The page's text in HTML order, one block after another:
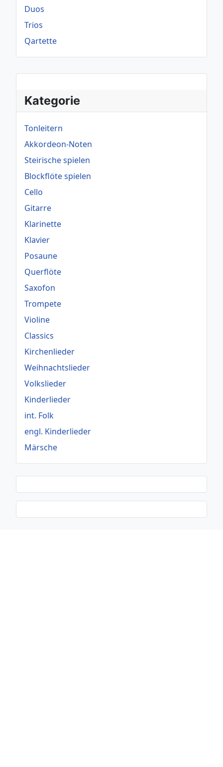
Kategorie
Tonleitern
Akkordeon-Noten
Steirische spielen
Blockflöte spielen
Cello
Gitarre
Klarinette
Klavier
Posaune
Querflöte
Saxofon
Trompete
Violine
Classics
Kirchenlieder
Weihnachtslieder
Volkslieder
Kinderlieder
int. Folk
engl. Kinderlieder
Märsche
Duos
Trios
Qartette